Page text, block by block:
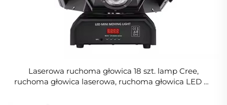
Laserowa ruchoma głowica 18 szt. lamp Cree,
ruchoma głowica laserowa, ruchoma głowica LED do